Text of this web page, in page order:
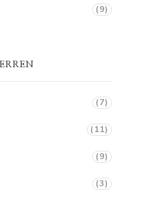
(9)
(7)
(11)
(9)
(3)